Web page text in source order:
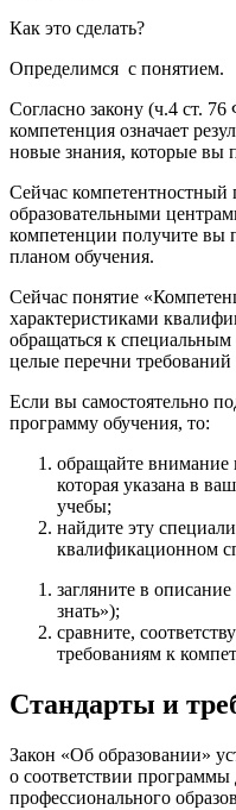
Как это сделать?
Определимся с понятием.
Согласно закону (ч.4 ст.
компетенция означает
новые знания, которые вы
Сейчас компетентностный
образовательными
компетенции получите вы
планом обучения.
Сейчас понятие
характеристиками
обращаться к
целые перечни требований
Если вы самостоятельно
программу обучения, то:
обращайте внимание
которая указана в
учебы;
найдите эту
квалификационном
загляните в
знать»);
сравните,
требованиям к
Стандарты и
Закон «Об образовании»
о соответствии программы
профессионального